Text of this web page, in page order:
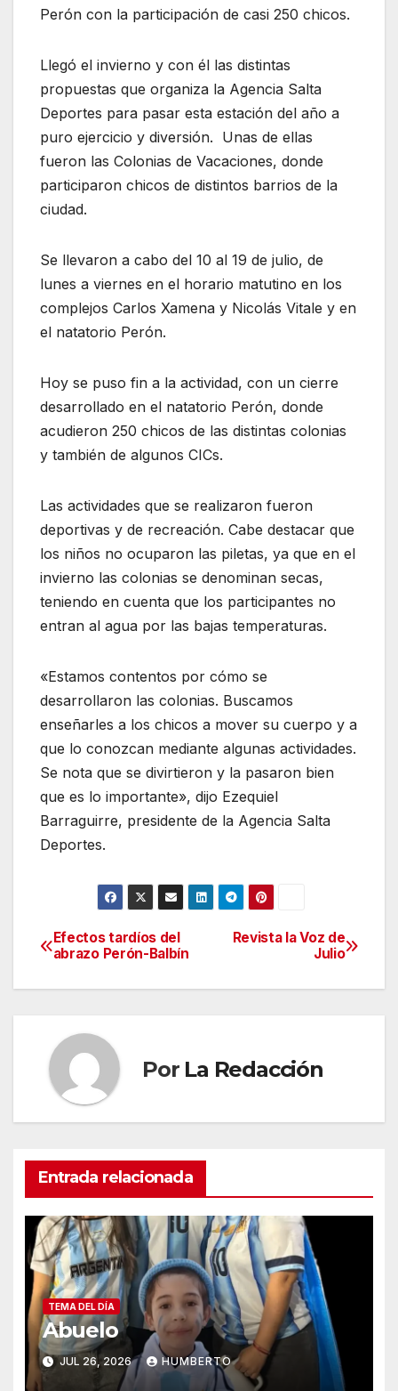
Perón con la participación de casi 250 chicos.
Llegó el invierno y con él las distintas
propuestas que organiza la Agencia Salta
Deportes para pasar esta estación del año a
puro ejercicio y diversión. Unas de ellas
fueron las Colonias de Vacaciones, donde
participaron chicos de distintos barrios de la
ciudad.
Se llevaron a cabo del 10 al 19 de julio, de
lunes a viernes en el horario matutino en los
complejos Carlos Xamena y Nicolás Vitale y en
el natatorio Perón.
Hoy se puso fin a la actividad, con un cierre
desarrollado en el natatorio Perón, donde
acudieron 250 chicos de las distintas colonias
y también de algunos CICs.
Las actividades que se realizaron fueron
deportivas y de recreación. Cabe destacar que
los niños no ocuparon las piletas, ya que en el
invierno las colonias se denominan secas,
teniendo en cuenta que los participantes no
entran al agua por las bajas temperaturas.
«Estamos contentos por cómo se
desarrollaron las colonias. Buscamos
enseñarles a los chicos a mover su cuerpo y a
que lo conozcan mediante algunas actividades.
Se nota que se divirtieron y la pasaron bien
que es lo importante», dijo Ezequiel
Barraguirre, presidente de la Agencia Salta
Deportes.
Navegación
de
Revista la Voz de
Julio
Efectos tardíos del
abrazo Perón-Balbín
Por La Redacción
Entrada relacionada
TEMA DEL DÍA
Abuelo
JUL 26, 2026 HUMBERTO